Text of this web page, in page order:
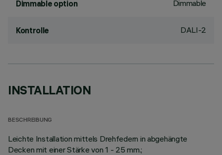
Dimmable option Dimmable
Kontrolle DALI-2
INSTALLATION
BESCHREIBUNG
Leichte Installation mittels Drehfedern in abgehängte
Decken mit einer Stärke von 1 - 25 mm.;